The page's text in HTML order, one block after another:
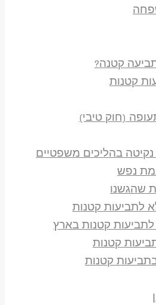
קטנה?
קטנות
(חוק טיבי)
בהליכים משפטיים
נפש
שהגשנו
לתביעות קטנות
קטנות בארץ
קטנות
קטנות